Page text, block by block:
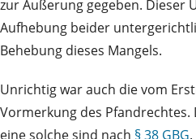
zur Äußerung gegeben. Dieser
Aufhebung beider
Behebung dieses Mangels.
Unrichtig war auch die vom
Vormerkung des
eine solche sind nach § 38 GBG